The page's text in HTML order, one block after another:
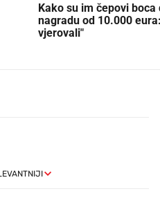
Kako su im čepovi boca
nagradu od 10.000
vjerovali"